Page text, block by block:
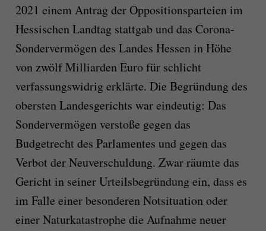
2021 einem Antrag der Oppositionsparteien im
Hessischen Landtag stattgab und das Corona-
Sondervermögen des Landes Hessen in Höhe
von zwölf Milliarden Euro für schlicht
verfassungswidrig erklärte. Die Begründung des
obersten Landesgerichts war eindeutig: Das
Sondervermögen verstoße gegen das
Budgetrecht des Parlamentes und gegen das
Verbot der Neuverschuldung. Zwar räumte das
Gericht in seiner Urteilsbegründung ein, dass es
im Falle einer besonderen Notsituation oder
einer Naturkatastrophe die Aufnahme neuer